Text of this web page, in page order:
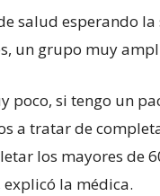
salud esperando
un grupo muy
poco, si tengo un
a tratar de
los mayores de
la médica.